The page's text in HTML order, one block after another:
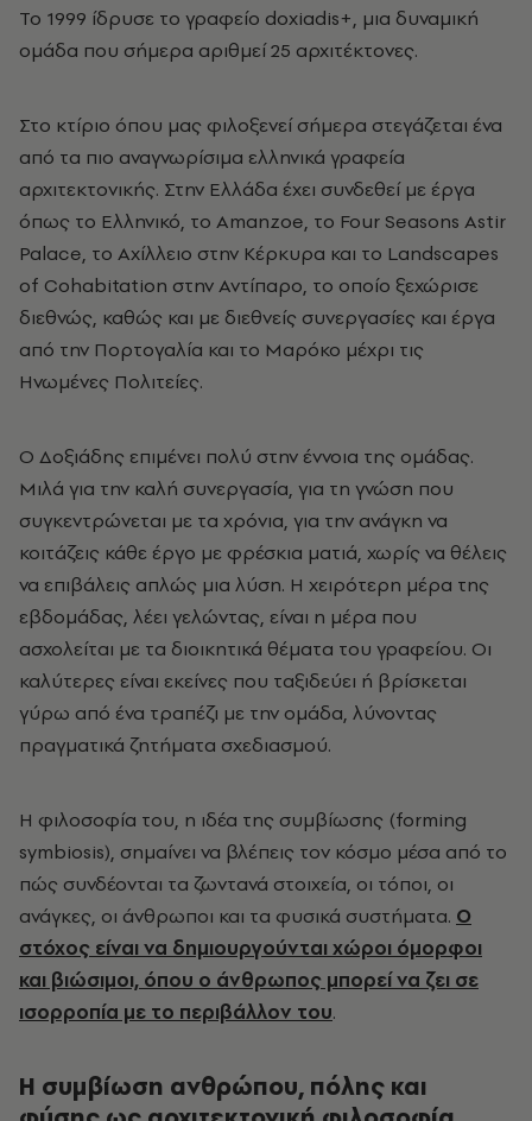
Το 1999 ίδρυσε το γραφείο doxiadis+, μια δυναμική
ομάδα που σήμερα αριθμεί 25 αρχιτέκτονες.
Στο κτίριο όπου μας φιλοξενεί σήμερα στεγάζεται ένα
από τα πιο αναγνωρίσιμα ελληνικά γραφεία
αρχιτεκτονικής. Στην Ελλάδα έχει συνδεθεί με έργα
όπως το Ελληνικό, το Amanzoe, το Four Seasons Astir
Palace, το Αχίλλειο στην Κέρκυρα και το Landscapes
of Cohabitation στην Αντίπαρο, το οποίο ξεχώρισε
διεθνώς, καθώς και με διεθνείς συνεργασίες και έργα
από την Πορτογαλία και το Μαρόκο μέχρι τις
Ηνωμένες Πολιτείες.
Ο Δοξιάδης επιμένει πολύ στην έννοια της ομάδας.
Μιλά για την καλή συνεργασία, για τη γνώση που
συγκεντρώνεται με τα χρόνια, για την ανάγκη να
κοιτάζεις κάθε έργο με φρέσκια ματιά, χωρίς να θέλεις
να επιβάλεις απλώς μια λύση. Η χειρότερη μέρα της
εβδομάδας, λέει γελώντας, είναι η μέρα που
ασχολείται με τα διοικητικά θέματα του γραφείου. Οι
καλύτερες είναι εκείνες που ταξιδεύει ή βρίσκεται
γύρω από ένα τραπέζι με την ομάδα, λύνοντας
πραγματικά ζητήματα σχεδιασμού.
Η φιλοσοφία του, η ιδέα της συμβίωσης (forming
symbiosis), σημαίνει να βλέπεις τον κόσμο μέσα από το
πώς συνδέονται τα ζωντανά στοιχεία, οι τόποι, οι
ανάγκες, οι άνθρωποι και τα φυσικά συστήματα. Ο
στόχος είναι να δημιουργούνται χώροι όμορφοι
και βιώσιμοι, όπου ο άνθρωπος μπορεί να ζει σε
ισορροπία με το περιβάλλον του.
Η συμβίωση ανθρώπου, πόλης και